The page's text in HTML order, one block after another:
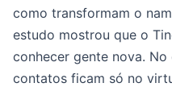
como transformam o
estudo mostrou que o
conhecer gente nova.
contatos ficam só no